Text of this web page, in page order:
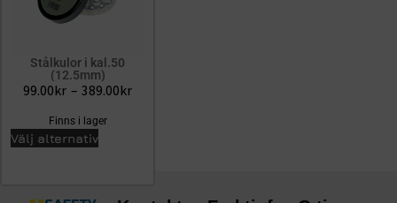
Stålkulor i kal.50
(12.5mm)
99.00kr – 389.00kr
Finns i lager
Välj alternativ